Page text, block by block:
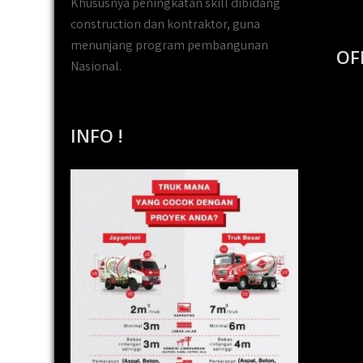
construction dan kontraktor, guna
menunjang program pembangunan
Nasional.
INFO !